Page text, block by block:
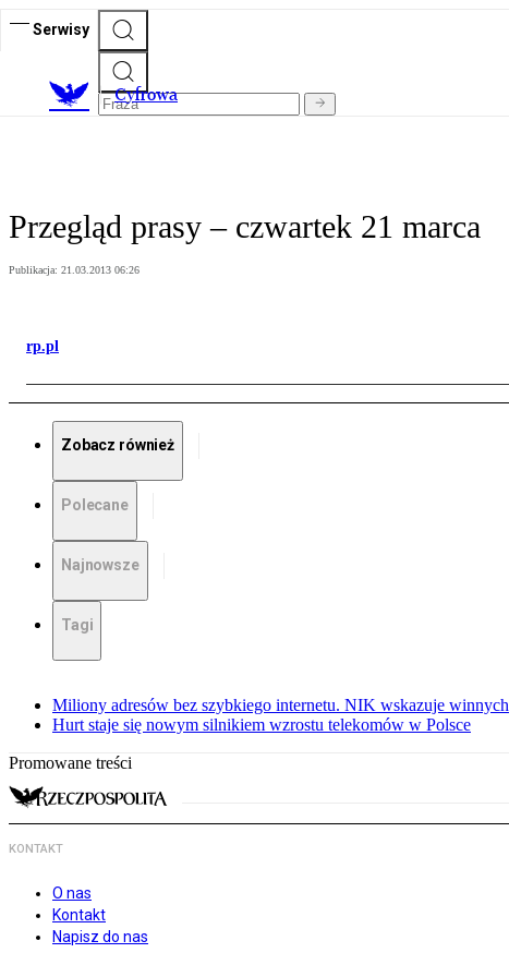
Serwisy
Cyfrowa
Przegląd prasy – czwartek 21 marca
Publikacja: 21.03.2013 06:26
rp.pl
Zobacz również
Polecane
Najnowsze
Tagi
Miliony adresów bez szybkiego internetu. NIK wskazuje winnych
Hurt staje się nowym silnikiem wzrostu telekomów w Polsce
Promowane treści
KONTAKT
O nas
Kontakt
Napisz do nas